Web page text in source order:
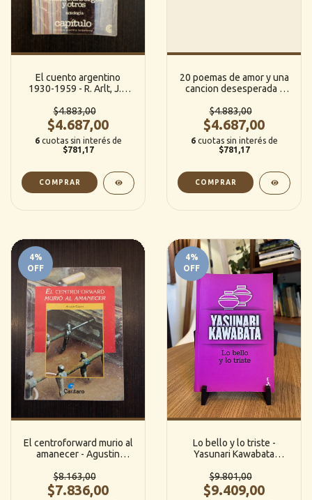
El cuento argentino
1930-1959 - R. Arlt, J.L.
$4.883,00
$4.687,00
6 cuotas sin interés de
$781,17
20 poemas de amor y una
cancion desesperada -
$4.883,00
$4.687,00
6 cuotas sin interés de
$781,17
4%
OFF
El centroforward murio al
amanecer - Agustin
$8.163,00
$7.836,00
4%
OFF
Lo bello y lo triste -
Yasunari Kawabata
$9.801,00
$9.409,00